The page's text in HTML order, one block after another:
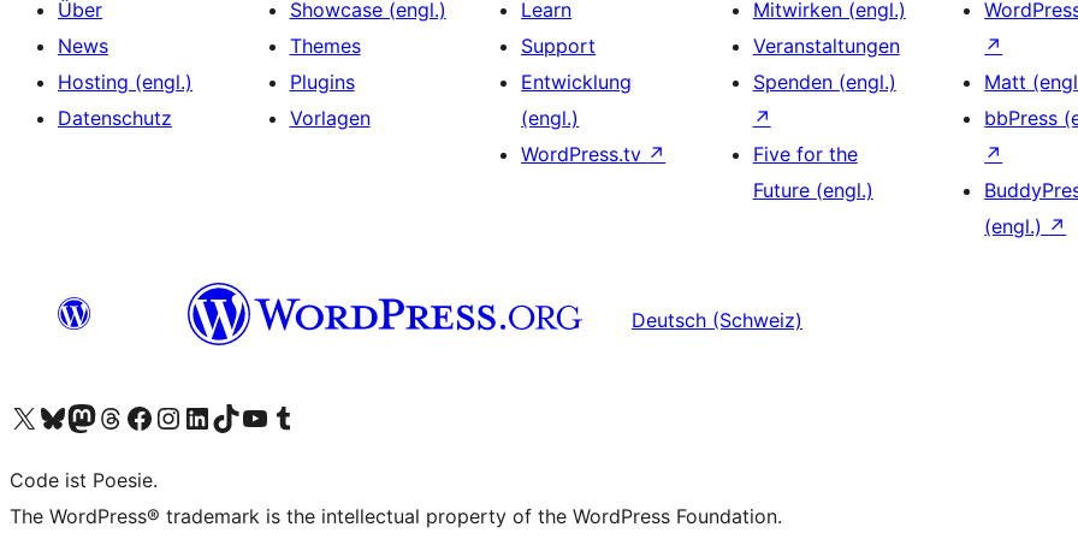
Über
News
Hosting (engl.)
Datenschutz
Showcase (engl.)
Themes
Plugins
Vorlagen
Learn
Support
Entwicklung
(engl.)
WordPress.tv ↗
Mitwirken (engl.)
Veranstaltungen
Spenden (engl.)
↗
Five for the
Future (engl.)
↗
Matt
bbPress
↗
(engl.) ↗
Deutsch (Schweiz)
Das X-Konto (früher Twitter) von WordPress.org besuchen
Das Bluesky-Konto von WordPress.org besuchen
Das Mastodon-Konto von WordPress.org besuchen
Das Threads-Konto von WordPress.org besuchen
Die Facebook-Seite von WordPress.org besuchen
Das Instagram-Konto von WordPress.org besuchen
Das LinkedIn-Konto von WordPress.org besuchen
Das TikTok-Konto von WordPress.org besuchen
Den YouTube-Kanal von WordPress.org besuchen
Das Tumblr-Konto von WordPress.org besuchen
Code ist Poesie.
The WordPress® trademark is the intellectual property of the WordPress Foundation.